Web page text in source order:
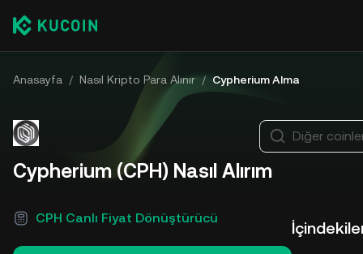
Anasayfa / Nasıl Kripto Para Alınır / Cypherium Alma
Cypherium (CPH) Nasıl Alırım
CPH Canlı Fiyat Dönüştürücü
Diğer